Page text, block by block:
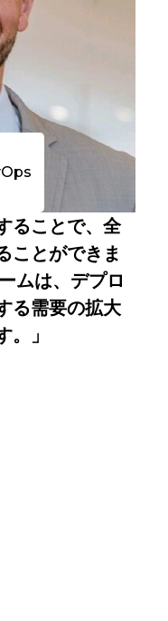
ることで、全
ことができま
ムは、デプロ
る需要の拡大
。」